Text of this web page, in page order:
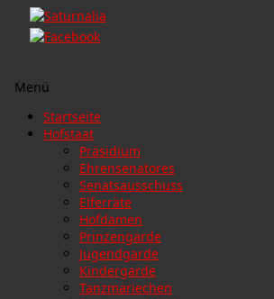
Menü
Zum
Inhalt
Startseite
Hofstaat
Präsidium
Ehrensenatores
Senatsausschuss
Elferräte
Hofdamen
Prinzengarde
Jugendgarde
Kindergarde
Tanzmariechen